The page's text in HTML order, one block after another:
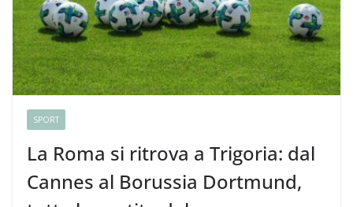
SPORT
La Roma si ritrova a Trigoria: dal
Cannes al Borussia Dortmund,